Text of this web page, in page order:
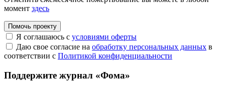
момент здесь
Помочь проекту
Я соглашаюсь с условиями оферты
Даю свое согласие на обработку персональных данных в
соответствии с Политикой конфиденциальности
Поддержите журнал «Фома»